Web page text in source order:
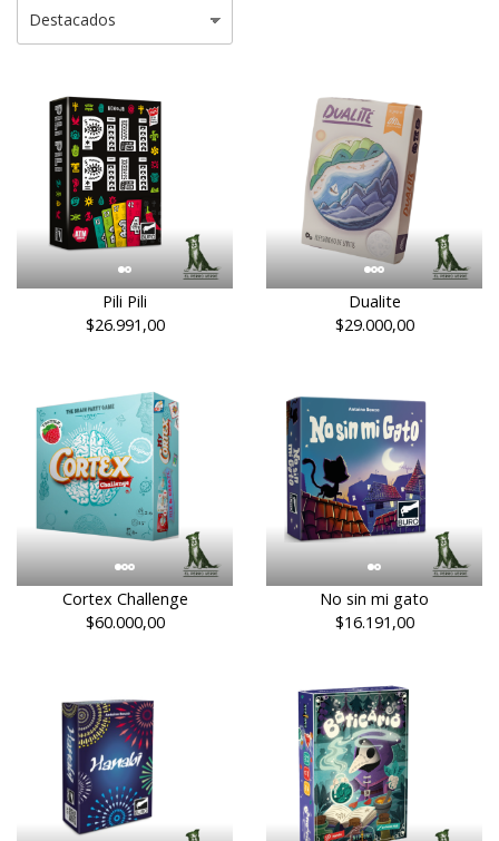
Pili Pili
$26.991,00
Dualite
$29.000,00
Cortex Challenge
$60.000,00
No sin mi gato
$16.191,00